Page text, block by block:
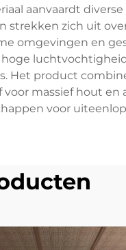
aanvaardt
strekken zich uit
omgevingen en
Het product
massief hout
voor